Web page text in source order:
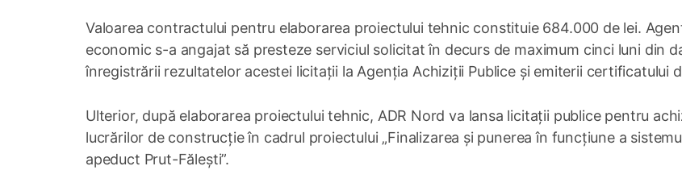
Valoarea contractului pentru elaborarea proiectului tehnic constituie 684.000 de lei.
economic s-a angajat să presteze serviciul solicitat în decurs de maximum cinci luni din
înregistrării rezultatelor acestei licitații la Agenția Achiziții Publice și emiterii certificatului
Ulterior, după elaborarea proiectului tehnic, ADR Nord va lansa licitații publice pentru
lucrărilor de construcție în cadrul proiectului „Finalizarea și punerea în funcțiune a
apeduct Prut-Fălești”.